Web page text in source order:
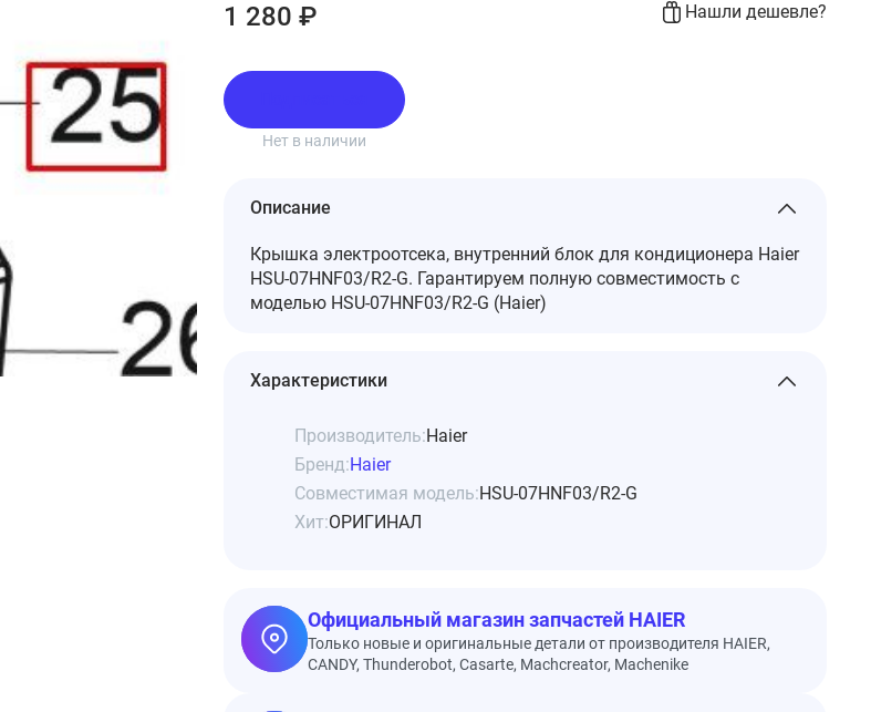
1 280 ₽ Нашли дешевле?
Нет в наличии
Описание
Крышка электроотсека, внутренний блок для кондиционера Haier
HSU-07HNF03/R2-G. Гарантируем полную совместимость с
моделью HSU-07HNF03/R2-G (Haier)
Характеристики
Производитель:Haier
Бренд:Haier
Совместимая модель:HSU-07HNF03/R2-G
Хит:ОРИГИНАЛ
Официальный магазин запчастей HAIER
Только новые и оригинальные детали от производителя HAIER,
CANDY, Thunderobot, Casarte, Machcreator, Machenike